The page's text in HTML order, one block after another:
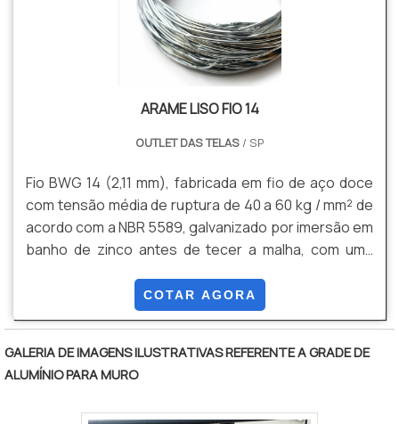
geração. EFICIÊNCIA E QUALIDADE COMPROVADA
Somente na Paraná Telas existe o que há de melhor
em alambrado industrial. Prezando pelo que há de
mais moderno, traz inovações e variedades em
grade de proteção e portão autoportante. Tem
serviços e uma empresa que preza pela segurança,
qualidade onde são realizadas as atividades e
equipamentos de última geração. Todos esses
fatores, agregados a uma equipe multidisciplinar de
consultores associados e profissionais qualificados,
garantem uma entrega de excelência de ponta a
ARAME LISO FIO 14
OUTLET DAS TELAS/ SP
Fio BWG 14 (2,11 mm), fabricada em fio de aço doce
com tensão média de ruptura de 40 a 60 kg / mm² de
acordo com a NBR 5589, galvanizado por imersão em
banho de zinco antes de tecer a malha, com uma
COTAR AGORA
GALERIA DE IMAGENS ILUSTRATIVAS REFERENTE A GRADE DE
ALUMÍNIO PARA MURO